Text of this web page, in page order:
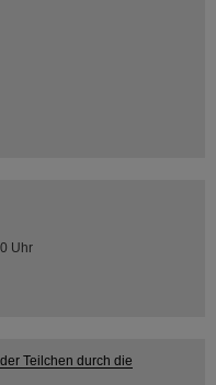
Uhr
Teilchen durch die